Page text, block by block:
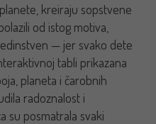
kreiraju sopstvene
od istog motiva,
— jer svako dete
tabli prikazana
planeta i čarobnih
radoznalost i
su posmatrala svaki